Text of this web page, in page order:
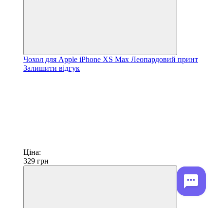
Чохол для Apple iPhone XS Max Леопардовий принт
Залишити відгук
Ціна:
329 грн